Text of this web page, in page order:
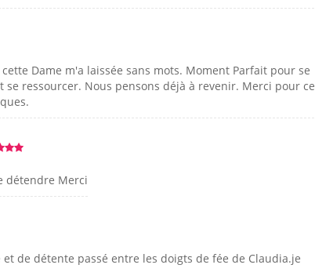
Dame m'a laissée sans mots. Moment Parfait pour se
ressourcer. Nous pensons déjà à revenir. Merci pour ce
détendre Merci
de détente passé entre les doigts de fée de Claudia.je